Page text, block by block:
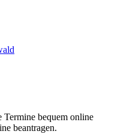
Termine bequem online
beantragen.